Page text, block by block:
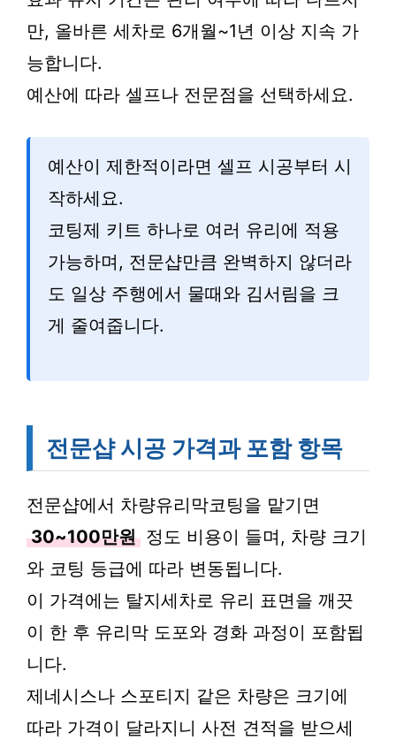
만, 올바른 세차로 6개월~1년 이상 지속 가
능합니다.
예산에 따라 셀프나 전문점을 선택하세요.
예산이 제한적이라면 셀프 시공부터 시
작하세요.
코팅제 키트 하나로 여러 유리에 적용
가능하며, 전문샵만큼 완벽하지 않더라
도 일상 주행에서 물때와 김서림을 크
게 줄여줍니다.
전문샵 시공 가격과 포함 항목
전문샵에서 차량유리막코팅을 맡기면
30~100만원 정도 비용이 들며, 차량 크기
와 코팅 등급에 따라 변동됩니다.
이 가격에는 탈지세차로 유리 표면을 깨끗
이 한 후 유리막 도포와 경화 과정이 포함됩
니다.
제네시스나 스포티지 같은 차량은 크기에
따라 가격이 달라지니 사전 견적을 받으세